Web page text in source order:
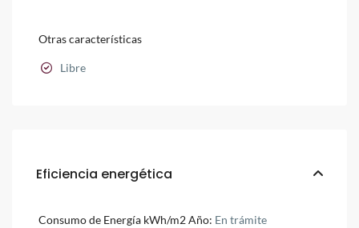
Otras características
Libre
Eficiencia energética
Consumo de Energía kWh/m2 Año: En trámite